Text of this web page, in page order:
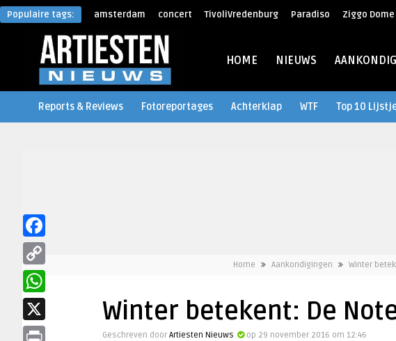
Populaire tags: amsterdam concert TivoliVredenburg Paradiso Ziggo Dome
HOME NIEUWS
Reports & Reviews Fotoreportages Achterklap WTF Top 10
Home Aankondigingen Winter
Winter betekent: De
Geschreven door Artiesten Nieuws op 29 november 2016 om 12:46
Facebook
Copy
Link
WhatsApp
X